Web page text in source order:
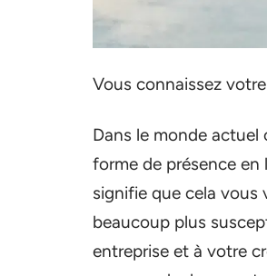
Vous connaissez
Dans le monde
forme de présence
signifie que cela
beaucoup plus
entreprise et à votre